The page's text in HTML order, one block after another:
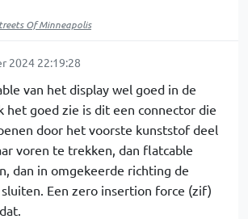
Of Minneapolis
2024 22:19:28
van het display wel goed in de
het goed zie is dit een connector die
door het voorste kunststof deel
voren te trekken, dan flatcable
dan in omgekeerde richting de
Een zero insertion force (zif)